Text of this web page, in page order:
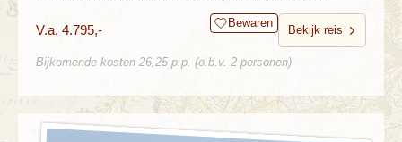
V.a. 4.795,- Bewaren
Bekijk reis
Bijkomende kosten 26,25 p.p. (o.b.v. 2 personen)